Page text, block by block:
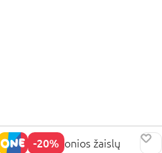
-20%
BB JUNIOR vonios žaislų